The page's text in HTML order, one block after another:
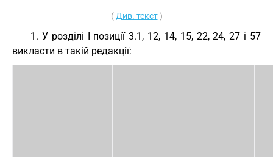
( Див. текст)
1. У розділі I позиції 3.1, 12, 14, 15, 22, 24, 27 і 57
викласти в такій редакції: